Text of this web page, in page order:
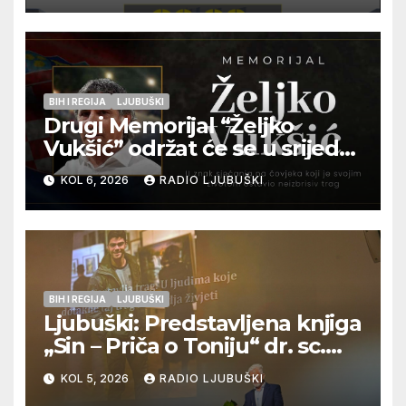
pripadnika HOS-a
BIH I REGIJA LJUBUŠKI
Drugi Memorijal “Željko
Vukšić” održat će se u srijedu
12. kolovoza u Otoku
KOL 6, 2026 RADIO LJUBUŠKI
BIH I REGIJA LJUBUŠKI
Ljubuški: Predstavljena knjiga
„Sin – Priča o Toniju“ dr. sc.
Zdenka Hercega
KOL 5, 2026 RADIO LJUBUŠKI